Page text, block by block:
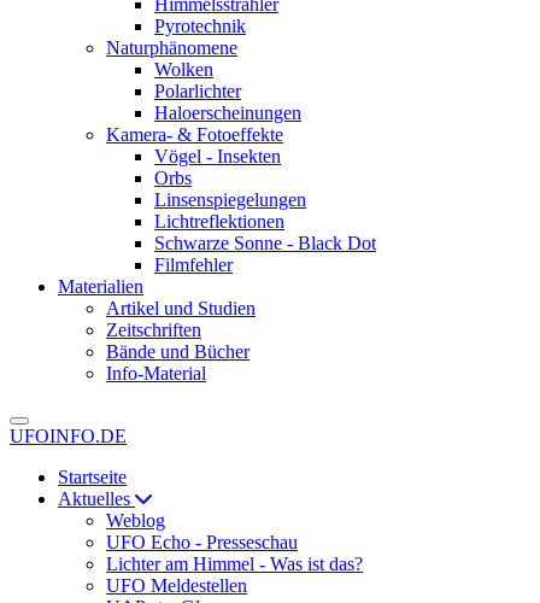
Himmelsstrahler
Pyrotechnik
Naturphänomene
Wolken
Polarlichter
Haloerscheinungen
Kamera- & Fotoeffekte
Vögel - Insekten
Orbs
Linsenspiegelungen
Lichtreflektionen
Schwarze Sonne - Black Dot
Filmfehler
Materialien
Artikel und Studien
Zeitschriften
Bände und Bücher
Info-Material
UFOINFO.DE
Startseite
Aktuelles
Weblog
UFO Echo - Presseschau
Lichter am Himmel - Was ist das?
UFO Meldestellen